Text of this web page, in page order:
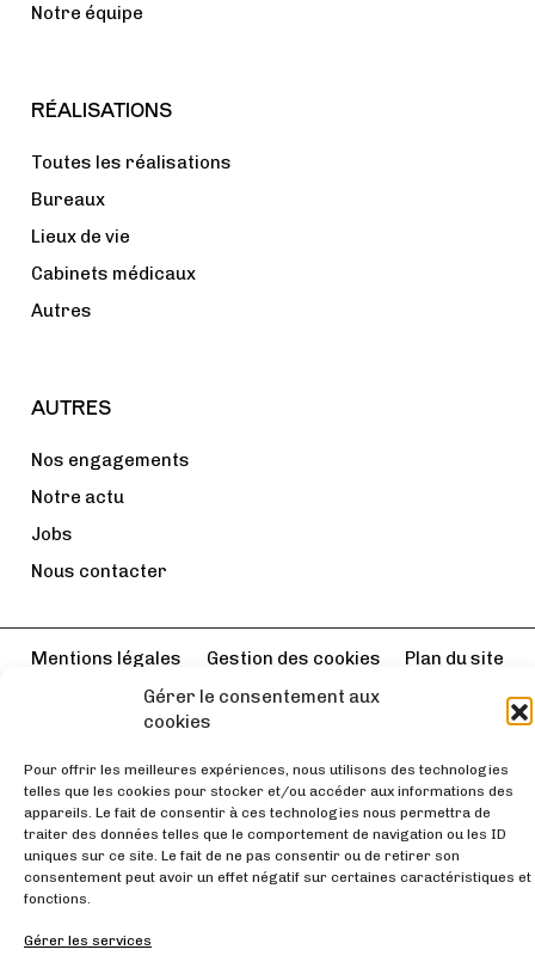
Gérer le consentement aux
cookies
Pour offrir les meilleures expériences, nous utilisons des technologies
telles que les cookies pour stocker et/ou accéder aux informations des
appareils. Le fait de consentir à ces technologies nous permettra de
traiter des données telles que le comportement de navigation ou les ID
uniques sur ce site. Le fait de ne pas consentir ou de retirer son
consentement peut avoir un effet négatif sur certaines caractéristiques et
fonctions.
Gérer les services
Notre équipe
RÉALISATIONS
Toutes les réalisations
Bureaux
Lieux de vie
Cabinets médicaux
Autres
AUTRES
Nos engagements
Notre actu
Jobs
Nous contacter
Mentions légales Gestion des cookies
Plan du site